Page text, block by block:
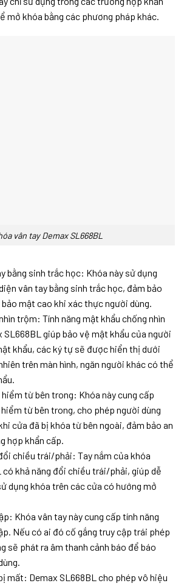
mở khóa bằng các phương pháp khác.
vân tay Demax SL668BL
bằng sinh trắc học: Khóa này sử dụng
vân tay bằng sinh trắc học, đảm bảo
mật cao khi xác thực người dùng.
trộm: Tính năng mật khẩu chống nhìn
giúp bảo vệ mật khẩu của người
khẩu, các ký tự sẽ được hiển thị dưới
trên màn hình, ngăn người khác có thể
từ bên trong: Khóa này cung cấp
từ bên trong, cho phép người dùng
cửa đã bị khóa từ bên ngoài, đảm bảo an
hợp khẩn cấp.
chiều trái/phải: Tay nắm của khóa
có khả năng đổi chiều trái/phải, giúp dễ
dụng khóa trên các cửa có hướng mở
Khóa vân tay này cung cấp tính năng
Nếu có ai đó cố gắng truy cập trái phép
sẽ phát ra âm thanh cảnh báo để báo
mất: Demax SL668BL cho phép vô hiệu